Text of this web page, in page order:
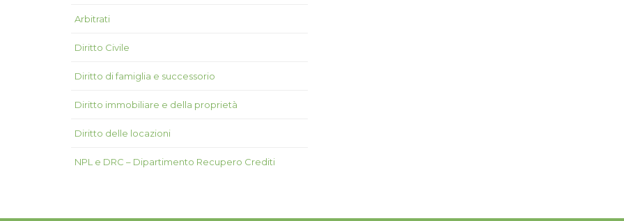
Arbitrati
Diritto Civile
Diritto di famiglia e successorio
Diritto immobiliare e della proprietà
Diritto delle locazioni
NPL e DRC – Dipartimento Recupero Crediti